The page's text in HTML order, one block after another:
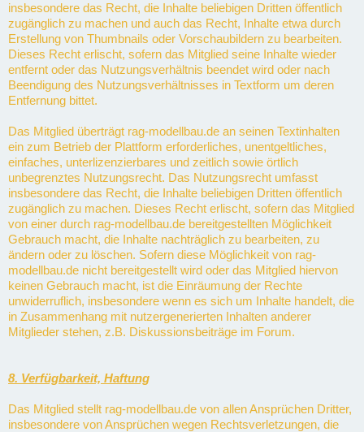
insbesondere das Recht, die Inhalte beliebigen Dritten öffentlich
zugänglich zu machen und auch das Recht, Inhalte etwa durch
Erstellung von Thumbnails oder Vorschaubildern zu bearbeiten.
Dieses Recht erlischt, sofern das Mitglied seine Inhalte wieder
entfernt oder das Nutzungsverhältnis beendet wird oder nach
Beendigung des Nutzungsverhältnisses in Textform um deren
Entfernung bittet.
Das Mitglied überträgt rag-modellbau.de an seinen Textinhalten
ein zum Betrieb der Plattform erforderliches, unentgeltliches,
einfaches, unterlizenzierbares und zeitlich sowie örtlich
unbegrenztes Nutzungsrecht. Das Nutzungsrecht umfasst
insbesondere das Recht, die Inhalte beliebigen Dritten öffentlich
zugänglich zu machen. Dieses Recht erlischt, sofern das Mitglied
von einer durch rag-modellbau.de bereitgestellten Möglichkeit
Gebrauch macht, die Inhalte nachträglich zu bearbeiten, zu
ändern oder zu löschen. Sofern diese Möglichkeit von rag-
modellbau.de nicht bereitgestellt wird oder das Mitglied hiervon
keinen Gebrauch macht, ist die Einräumung der Rechte
unwiderruflich, insbesondere wenn es sich um Inhalte handelt, die
in Zusammenhang mit nutzergenerierten Inhalten anderer
Mitglieder stehen, z.B. Diskussionsbeiträge im Forum.
8. Verfügbarkeit, Haftung
Das Mitglied stellt rag-modellbau.de von allen Ansprüchen Dritter,
insbesondere von Ansprüchen wegen Rechtsverletzungen, die